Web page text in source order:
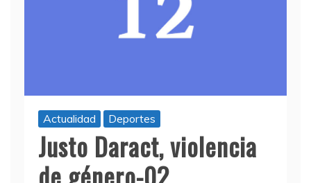
Actualidad Deportes
Justo Daract, violencia